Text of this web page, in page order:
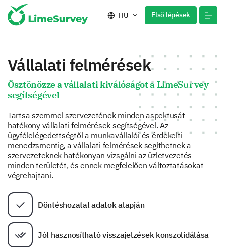
HU Első lépések
Vállalati felmérések
Ösztönözze a vállalati kiválóságot a LimeSurvey
segítségével
Tartsa szemmel szervezetének minden aspektusát
hatékony vállalati felmérések segítségével. Az
ügyfélelégedettségtől a munkavállalói és érdekelti
menedzsmentig, a vállalati felmérések segíthetnek a
szervezeteknek hatékonyan vizsgálni az üzletvezetés
minden területét, és ennek megfelelően változtatásokat
végrehajtani.
Döntéshozatal adatok alapján
Jól hasznosítható visszajelzések konszolidálása